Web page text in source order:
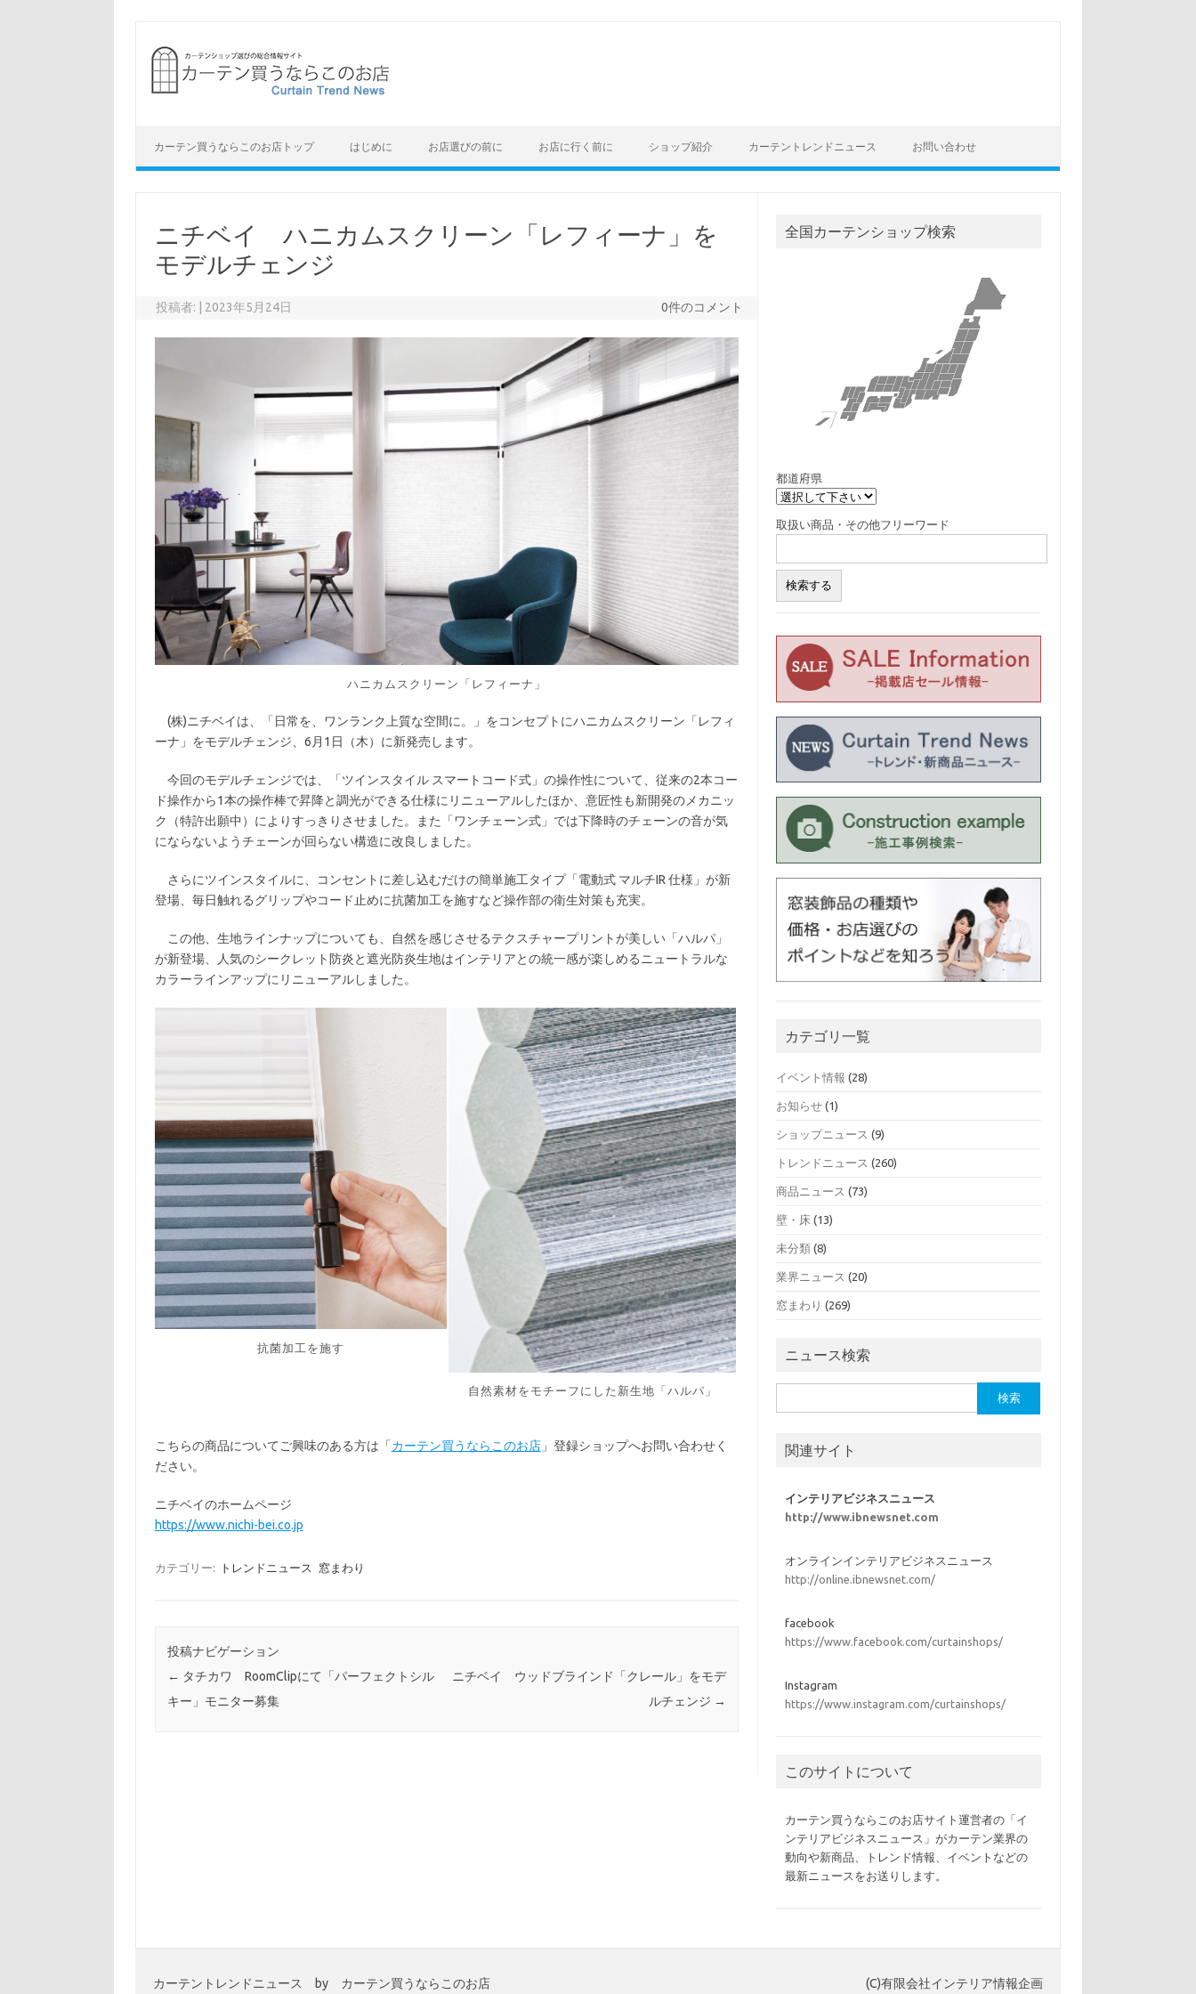
カーテン買うならこのお店トップ はじめに お店選びの前に お店に行く前に ショップ紹介 カーテントレンドニュース お問い合わせ
ニチベイ ハニカムスクリーン「レフィーナ」を
モデルチェンジ
投稿者: 2023年5月24日 0件のコメント
ハニカムスクリーン「レフィーナ」
(株)ニチベイは、「日常を、ワンランク上質な空間に。」をコンセプトにハニカムスクリーン「レフィ
ーナ」をモデルチェンジ、6月1日（木）に新発売します。
今回のモデルチェンジでは、「ツインスタイル スマートコード式」の操作性について、従来の2本コー
ド操作から1本の操作棒で昇降と調光ができる仕様にリニューアルしたほか、意匠性も新開発のメカニッ
ク（特許出願中）によりすっきりさせました。また「ワンチェーン式」では下降時のチェーンの音が気
にならないようチェーンが回らない構造に改良しました。
さらにツインスタイルに、コンセントに差し込むだけの簡単施工タイプ「電動式 マルチIR 仕様」が新
登場、毎日触れるグリップやコード止めに抗菌加工を施すなど操作部の衛生対策も充実。
この他、生地ラインナップについても、自然を感じさせるテクスチャープリントが美しい「ハルパ」
が新登場、人気のシークレット防炎と遮光防炎生地はインテリアとの統一感が楽しめるニュートラルな
カラーラインアップにリニューアルしました。
抗菌加工を施す
自然素材をモチーフにした新生地「ハルパ」
こちらの商品についてご興味のある方は「カーテン買うならこのお店」登録ショップへお問い合わせく
ださい。
ニチベイのホームページ
https://www.nichi-bei.co.jp
カテゴリー: トレンドニュース 窓まわり
投稿ナビゲーション
← タチカワ RoomClipにて「パーフェクトシル
キー」モニター募集
ニチベイ ウッドブラインド「クレール」をモデ
ルチェンジ →
全国カーテンショップ検索
都道府県
取扱い商品・その他フリーワード
カテゴリ一覧
イベント情報 (28)
お知らせ (1)
ショップニュース (9)
トレンドニュース (260)
商品ニュース (73)
壁・床 (13)
未分類 (8)
業界ニュース (20)
窓まわり (269)
ニュース検索
索:
関連サイト
インテリアビジネスニュース
http://www.ibnewsnet.com
オンラインインテリアビジネスニュース
http://online.ibnewsnet.com/
facebook
https://www.facebook.com/curtainshops/
Instagram
https://www.instagram.com/curtainshops/
このサイトについて
カーテン買うならこのお店サイト運営者の「イ
ンテリアビジネスニュース」がカーテン業界の
動向や新商品、トレンド情報、イベントなどの
最新ニュースをお送りします。
カーテントレンドニュース by カーテン買うならこのお店 (C)有限会社インテリア情報企画